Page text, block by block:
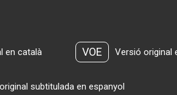
en català VOE Versió original
subtitulada en espanyol